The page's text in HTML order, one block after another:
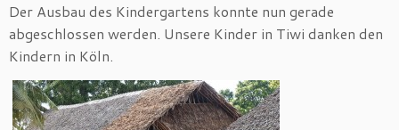
Der Ausbau des Kindergartens konnte nun gerade
abgeschlossen werden. Unsere Kinder in Tiwi danken den
Kindern in Köln.